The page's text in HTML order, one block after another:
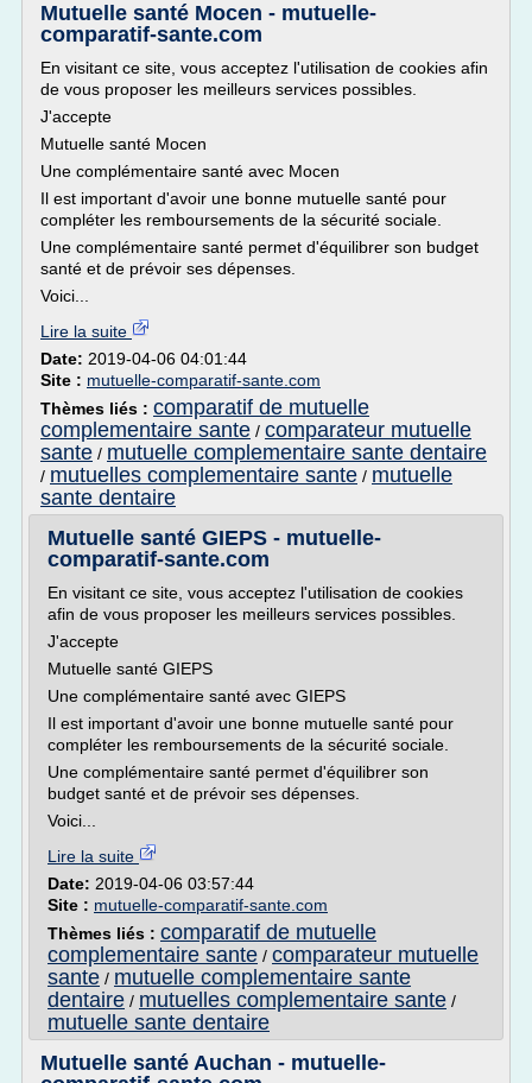
Mutuelle santé Mocen - mutuelle-
comparatif-sante.com
En visitant ce site, vous acceptez l'utilisation de cookies afin
de vous proposer les meilleurs services possibles.
J'accepte
Mutuelle santé Mocen
Une complémentaire santé avec Mocen
Il est important d'avoir une bonne mutuelle santé pour
compléter les remboursements de la sécurité sociale.
Une complémentaire santé permet d'équilibrer son budget
santé et de prévoir ses dépenses.
Voici...
Lire la suite
Date: 2019-04-06 04:01:44
Site : mutuelle-comparatif-sante.com
Thèmes liés : comparatif de mutuelle
complementaire sante / comparateur mutuelle
sante / mutuelle complementaire sante dentaire
/ mutuelles complementaire sante / mutuelle
sante dentaire
Mutuelle santé GIEPS - mutuelle-
comparatif-sante.com
En visitant ce site, vous acceptez l'utilisation de cookies
afin de vous proposer les meilleurs services possibles.
J'accepte
Mutuelle santé GIEPS
Une complémentaire santé avec GIEPS
Il est important d'avoir une bonne mutuelle santé pour
compléter les remboursements de la sécurité sociale.
Une complémentaire santé permet d'équilibrer son
budget santé et de prévoir ses dépenses.
Voici...
Lire la suite
Date: 2019-04-06 03:57:44
Site : mutuelle-comparatif-sante.com
Thèmes liés : comparatif de mutuelle
complementaire sante / comparateur mutuelle
sante / mutuelle complementaire sante
dentaire / mutuelles complementaire sante /
mutuelle sante dentaire
Mutuelle santé Auchan - mutuelle-